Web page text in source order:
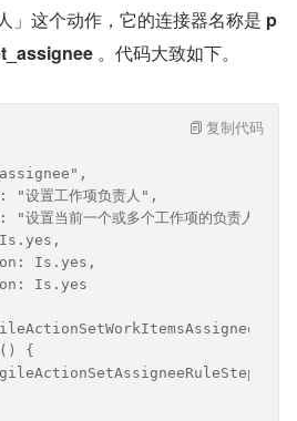
」这个动作，它的连接器名称是 p
。代码大致如下。
设置工作项负责人",
置当前一个或多个工作项的负责人。",
Is.yes,
Is.yes
{
复制代码